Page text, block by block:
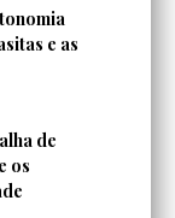
e as
de
os